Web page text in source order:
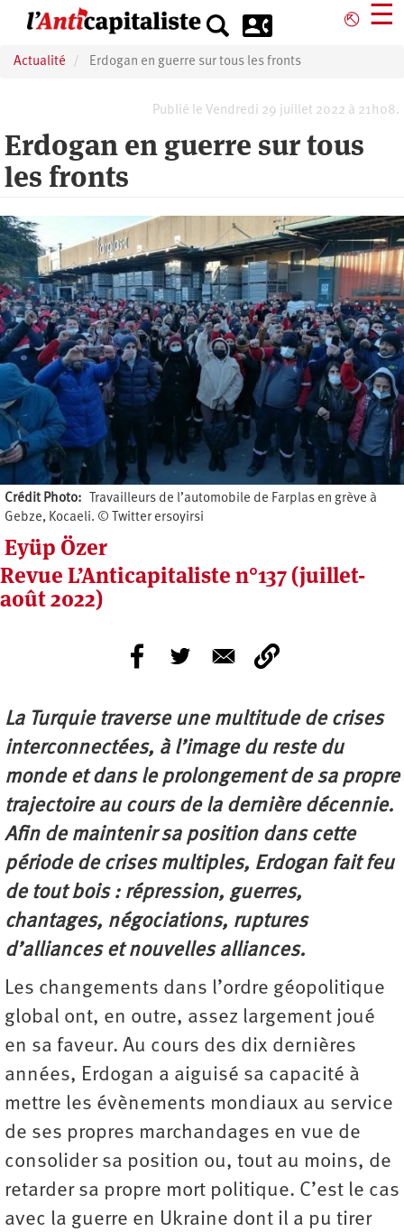
principal
⎋ ☰
Actualité Erdogan en guerre sur tous les fronts
Publié le Vendredi 29 juillet 2022 à 21h08.
Erdogan en guerre sur tous
les fronts
Crédit Photo
Travailleurs de l’automobile de Farplas en grève à
Gebze, Kocaeli. © Twitter ersoyirsi
Eyüp Özer
Revue L’Anticapitaliste n°137 (juillet-
août 2022)
La Turquie traverse une multitude de crises
interconnectées, à l’image du reste du
monde et dans le prolongement de sa propre
trajectoire au cours de la dernière décennie.
Afin de maintenir sa position dans cette
période de crises multiples, Erdogan fait feu
de tout bois : répression, guerres,
chantages, négociations, ruptures
d’alliances et nouvelles alliances.
Les changements dans l’ordre géopolitique
global ont, en outre, assez largement joué
en sa faveur. Au cours des dix dernières
années, Erdogan a aiguisé sa capacité à
mettre les évènements mondiaux au service
de ses propres marchandages en vue de
consolider sa position ou, tout au moins, de
retarder sa propre mort politique. C’est le cas
avec la guerre en Ukraine dont il a pu tirer